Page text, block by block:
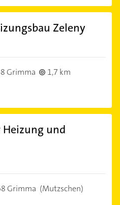
Zeleny
Grimma
1,7 km
Heizung und
Grimma (Mutzschen)